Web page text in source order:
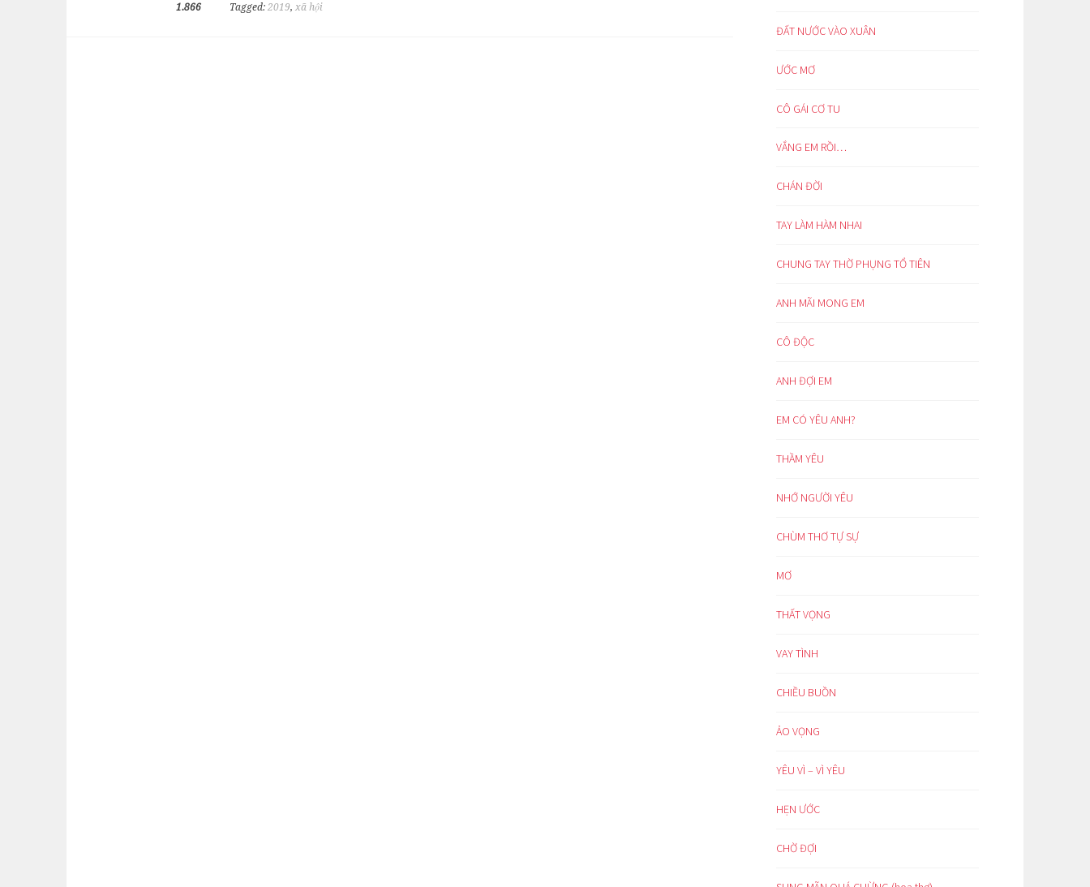
1.866
Tagged: 2019, xã hội
ĐẤT NƯỚC VÀO XUÂN
ƯỚC MƠ
CÔ GÁI CƠ TU
VẮNG EM RỒI…
CHÁN ĐỜI
TAY LÀM HÀM NHAI
CHUNG TAY THỜ PHỤNG TỔ TIÊN
ANH MÃI MONG EM
CÔ ĐỘC
ANH ĐỢI EM
EM CÓ YÊU ANH?
THẦM YÊU
NHỚ NGƯỜI YÊU
CHÙM THƠ TỰ SỰ
MƠ
THẤT VỌNG
VAY TÌNH
CHIỀU BUỒN
ẢO VỌNG
YÊU VÌ – VÌ YÊU
HẸN ƯỚC
CHỜ ĐỢI